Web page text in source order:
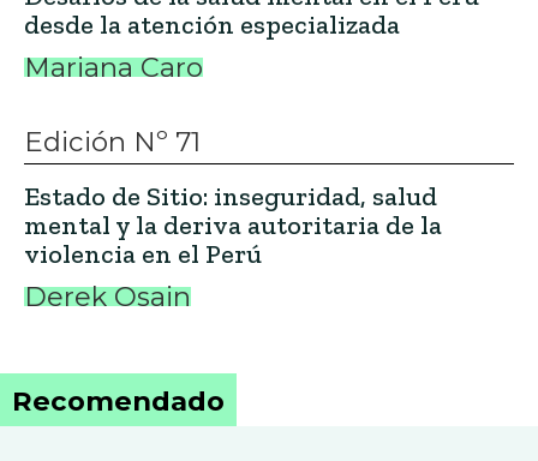
Edición Nº 15